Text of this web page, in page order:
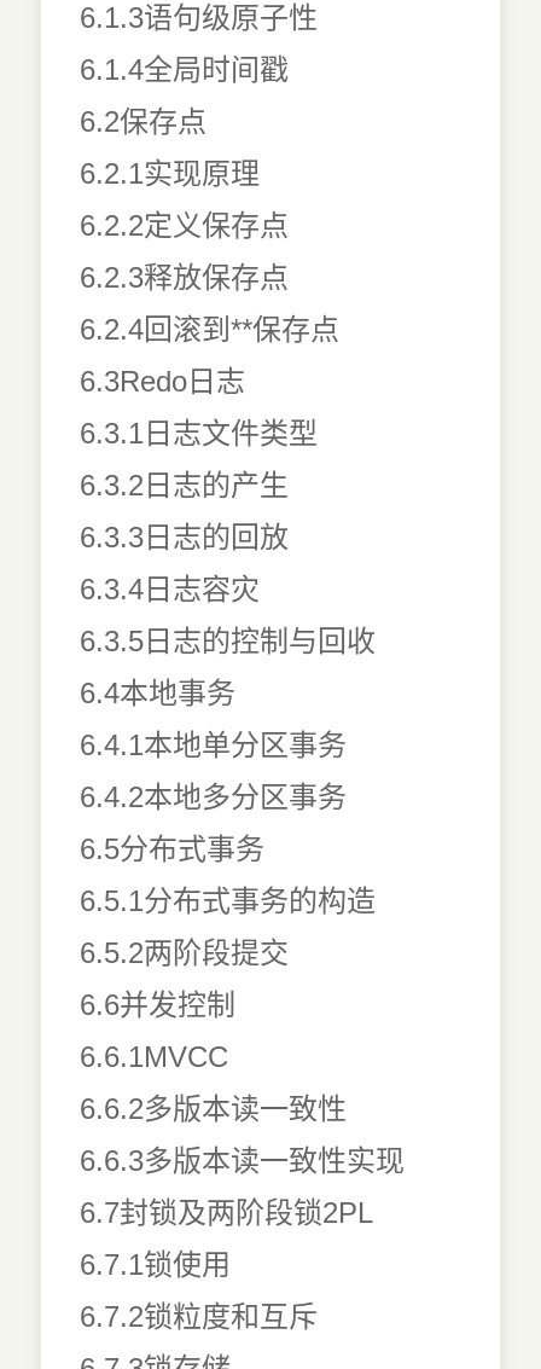
6.1.3语句级原子性
6.1.4全局时间戳
6.2保存点
6.2.1实现原理
6.2.2定义保存点
6.2.3释放保存点
6.2.4回滚到**保存点
6.3Redo日志
6.3.1日志文件类型
6.3.2日志的产生
6.3.3日志的回放
6.3.4日志容灾
6.3.5日志的控制与回收
6.4本地事务
6.4.1本地单分区事务
6.4.2本地多分区事务
6.5分布式事务
6.5.1分布式事务的构造
6.5.2两阶段提交
6.6并发控制
6.6.1MVCC
6.6.2多版本读一致性
6.6.3多版本读一致性实现
6.7封锁及两阶段锁2PL
6.7.1锁使用
6.7.2锁粒度和互斥